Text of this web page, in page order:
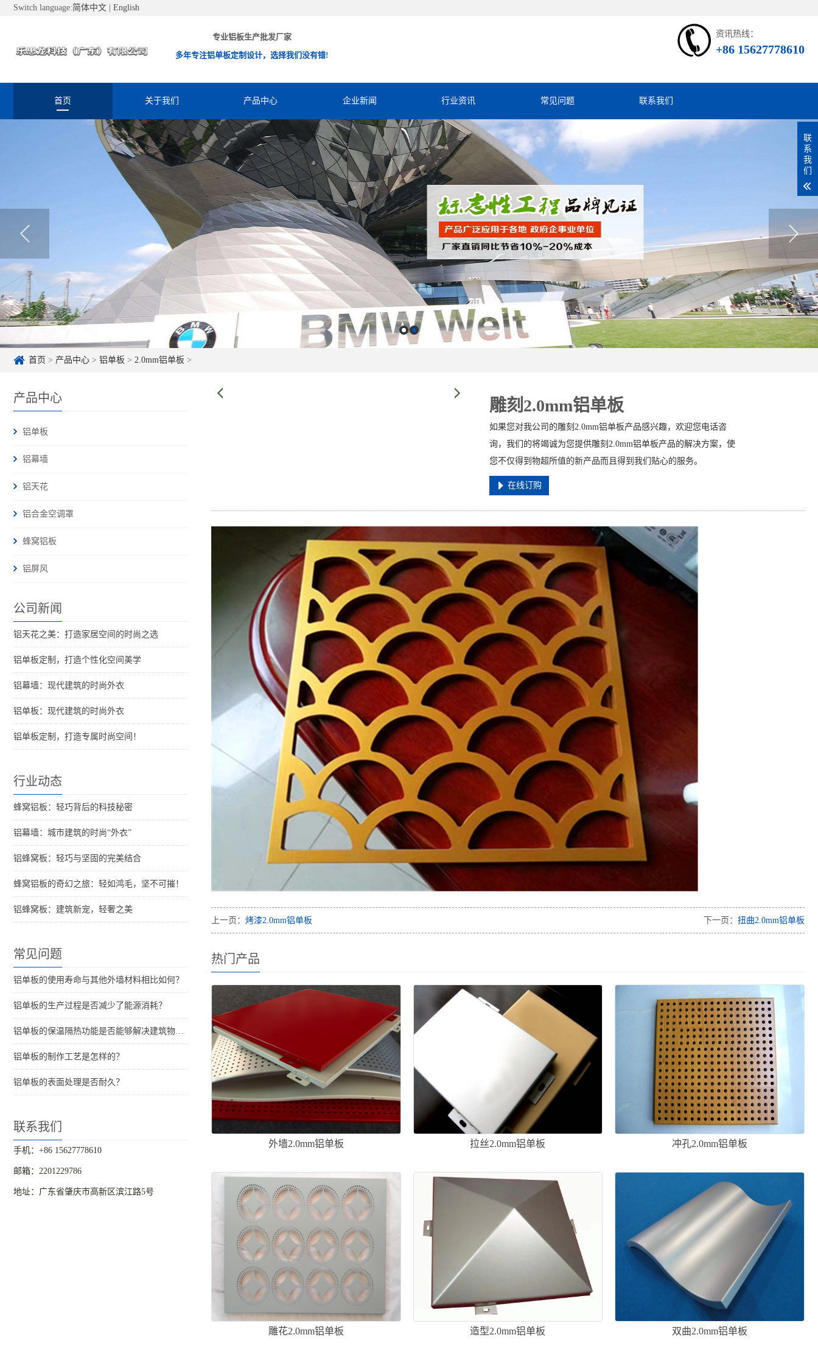
Switch language:简体中文 English
专业铝板生产批发厂家
多年专注铝单板定制设计，选择我们没有错!
资讯热线：
+86 15627778610
首页 关于我们 产品中心 企业新闻 行业资讯 常见问题 联系我们
首页 > 产品中心 > 铝单板 > 2.0mm铝单板 >
产品中心
铝单板
铝幕墙
铝天花
铝合金空调罩
蜂窝铝板
铝屏风
公司新闻
铝天花之美：打造家居空间的时尚之选
铝单板定制，打造个性化空间美学
铝幕墙：现代建筑的时尚外衣
铝单板：现代建筑的时尚外衣
铝单板定制，打造专属时尚空间！
行业动态
蜂窝铝板：轻巧背后的科技秘密
铝幕墙：城市建筑的时尚“外衣”
铝蜂窝板：轻巧与坚固的完美结合
蜂窝铝板的奇幻之旅：轻如鸿毛，坚不可摧！
铝蜂窝板：建筑新宠，轻奢之美
常见问题
铝单板的使用寿命与其他外墙材料相比如何？
铝单板的生产过程是否减少了能源消耗？
铝单板的保温隔热功能是否能够解决建筑物的结构问题？
铝单板的制作工艺是怎样的？
铝单板的表面处理是否耐久？
联系我们
手机：+86 15627778610
邮箱：2201229786
地址：广东省肇庆市高新区滨江路5号
雕刻2.0mm铝单板
如果您对我公司的雕刻2.0mm铝单板产品感兴趣，欢迎您电话咨
询，我们的将竭诚为您提供雕刻2.0mm铝单板产品的解决方案，使
您不仅得到物超所值的新产品而且得到我们贴心的服务。
在线订购
上一页： 烤漆2.0mm铝单板 下一页： 扭曲2.0mm铝单板
热门产品
外墙2.0mm铝单板 拉丝2.0mm铝单板 冲孔2.0mm铝单板
雕花2.0mm铝单板 造型2.0mm铝单板 双曲2.0mm铝单板
联
系
我
们